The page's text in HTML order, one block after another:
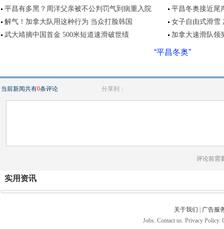
平昌有多黑？周洋父亲被不公判罚气到病重入院
平昌冬奥接近尾
解气！加拿大队用这种行为 当众打脸韩国
女子自由式滑雪
武大靖摘中国首金 500米短道速滑破世绩
加拿大速滑队领
“平昌冬奥”
当前新闻共有0条评论 分享到：
评论前需
实用资讯
关于我们
广告服
Jobs. Contact us. Privacy